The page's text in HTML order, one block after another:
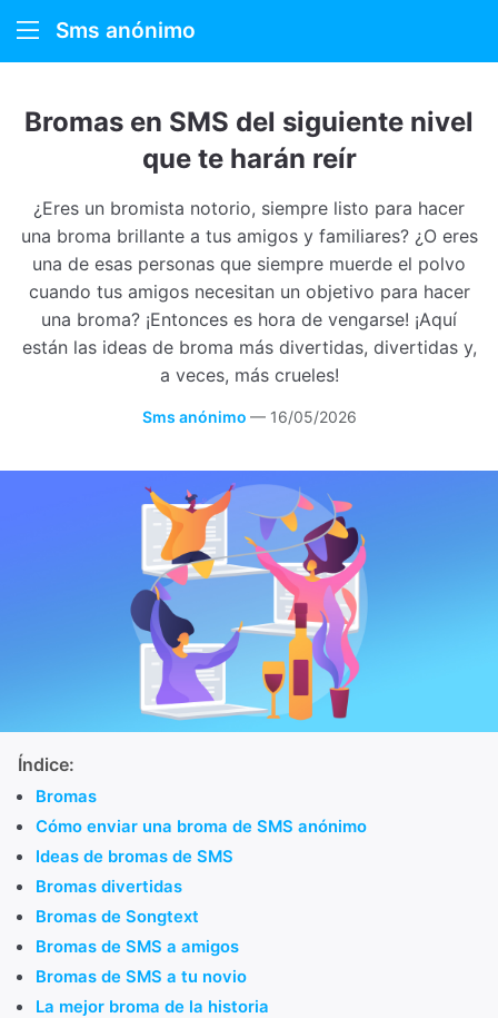
Sms anónimo
Cómo funciona
Bromas en SMS del siguiente nivel
que te harán reír
¿Eres un bromista notorio, siempre listo para hacer
una broma brillante a tus amigos y familiares? ¿O eres
una de esas personas que siempre muerde el polvo
cuando tus amigos necesitan un objetivo para hacer
una broma? ¡Entonces es hora de vengarse! ¡Aquí
están las ideas de broma más divertidas, divertidas y,
a veces, más crueles!
Sms anónimo — 16/05/2026
Índice:
Bromas
Cómo enviar una broma de SMS anónimo
Ideas de bromas de SMS
Bromas divertidas
Bromas de Songtext
Bromas de SMS a amigos
Bromas de SMS a tu novio
La mejor broma de la historia